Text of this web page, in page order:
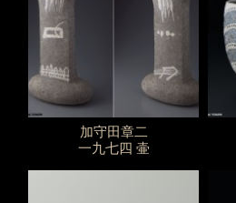
加守田章二
一九七四 壷